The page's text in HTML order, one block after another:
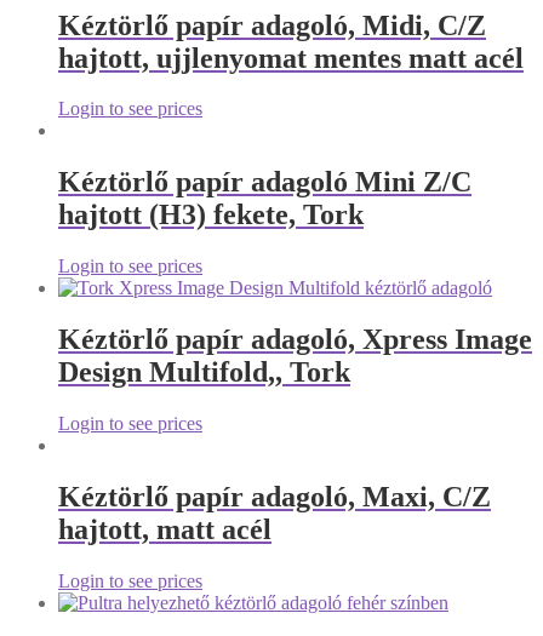
Kéztörlő papír adagoló, Midi, C/Z
hajtott, ujjlenyomat mentes matt acél
Login to see prices
Kéztörlő papír adagoló Mini Z/C
hajtott (H3) fekete, Tork
Login to see prices
Kéztörlő papír adagoló, Xpress Image
Design Multifold,, Tork
Login to see prices
Kéztörlő papír adagoló, Maxi, C/Z
hajtott, matt acél
Login to see prices